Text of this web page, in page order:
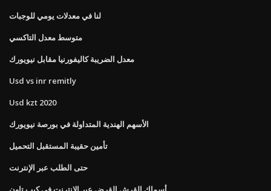
لنا في معدلات يومي للوجبات
متوسط ​​معدل التاكسي
معدل الضريبة كاليفورنيا مقابل نيويورك
Usd vs inr remitly
Usd kzt 2020
الأسهم الهندية المتداولة في بورصة نيويورك
تأمين حقيبة المستقبل التحميل
حتى الطلب عبر الإنترنت